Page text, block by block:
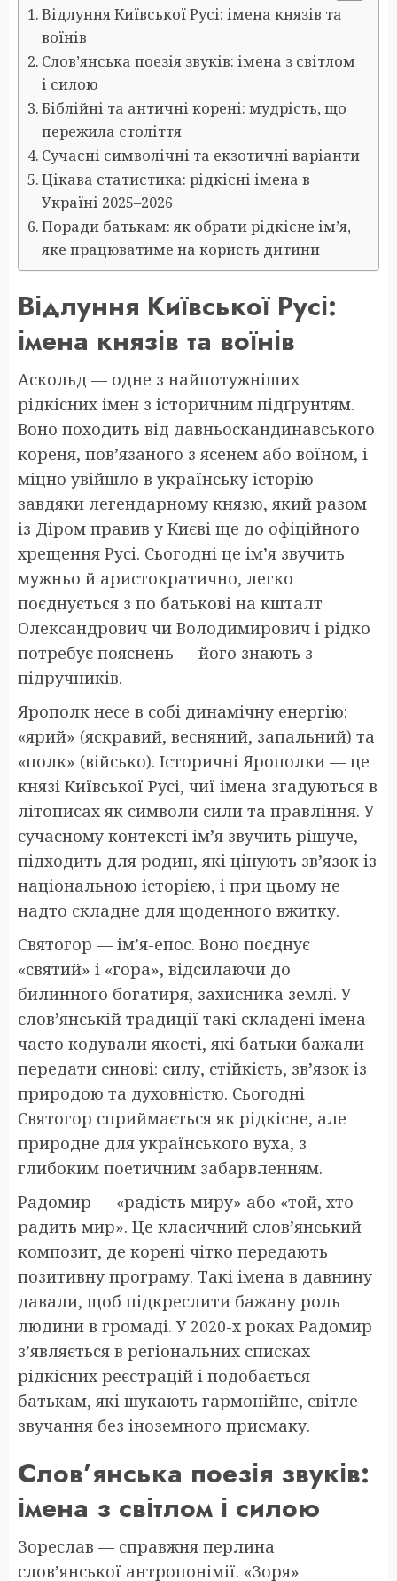
Відлуння Київської Русі: імена князів та
воїнів
Слов’янська поезія звуків: імена з світлом
і силою
Біблійні та античні корені: мудрість, що
пережила століття
Сучасні символічні та екзотичні варіанти
Цікава статистика: рідкісні імена в
Україні 2025–2026
Поради батькам: як обрати рідкісне ім’я,
яке працюватиме на користь дитини
Відлуння Київської Русі:
імена князів та воїнів
Аскольд — одне з найпотужніших
рідкісних імен з історичним підґрунтям.
Воно походить від давньоскандинавського
кореня, пов’язаного з ясенем або воїном, і
міцно увійшло в українську історію
завдяки легендарному князю, який разом
із Діром правив у Києві ще до офіційного
хрещення Русі. Сьогодні це ім’я звучить
мужньо й аристократично, легко
поєднується з по батькові на кшталт
Олександрович чи Володимирович і рідко
потребує пояснень — його знають з
підручників.
Ярополк несе в собі динамічну енергію:
«ярий» (яскравий, весняний, запальний) та
«полк» (військо). Історичні Ярополки — це
князі Київської Русі, чиї імена згадуються в
літописах як символи сили та правління. У
сучасному контексті ім’я звучить рішуче,
підходить для родин, які цінують зв’язок із
національною історією, і при цьому не
надто складне для щоденного вжитку.
Святогор — ім’я-епос. Воно поєднує
«святий» і «гора», відсилаючи до
билинного богатиря, захисника землі. У
слов’янській традиції такі складені імена
часто кодували якості, які батьки бажали
передати синові: силу, стійкість, зв’язок із
природою та духовністю. Сьогодні
Святогор сприймається як рідкісне, але
природне для українського вуха, з
глибоким поетичним забарвленням.
Радомир — «радість миру» або «той, хто
радить мир». Це класичний слов’янський
композит, де корені чітко передають
позитивну програму. Такі імена в давнину
давали, щоб підкреслити бажану роль
людини в громаді. У 2020-х роках Радомир
з’являється в регіональних списках
рідкісних реєстрацій і подобається
батькам, які шукають гармонійне, світле
звучання без іноземного присмаку.
Слов’янська поезія звуків:
імена з світлом і силою
Зореслав — справжня перлина
слов’янської антропонімії. «Зоря»